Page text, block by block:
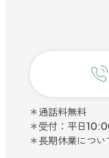
＊通話料無料
＊受付：平日
＊長期休業につい